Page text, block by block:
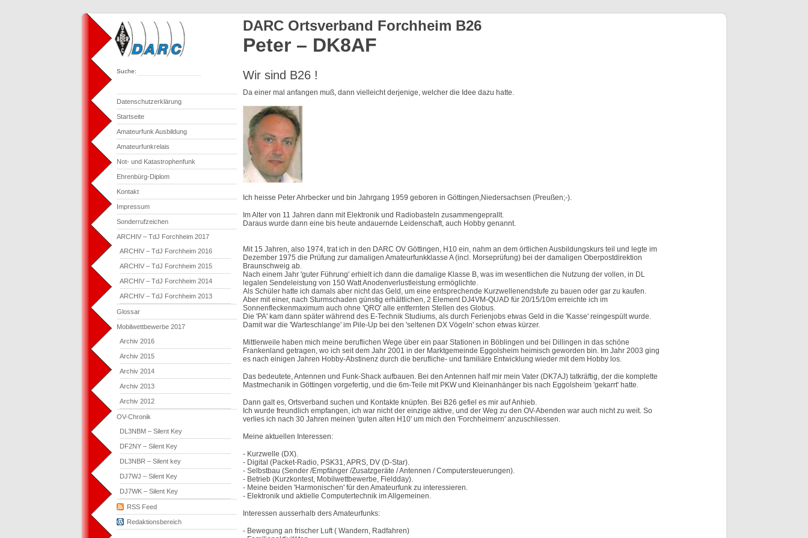
Suche:
Datenschutzerklärung
Startseite
Amateurfunk Ausbildung
Amateurfunkrelais
Not- und Katastrophenfunk
Ehrenbürg-Diplom
Kontakt
Impressum
Sonderrufzeichen
ARCHIV – TdJ Forchheim 2017
ARCHIV – TdJ Forchheim 2016
ARCHIV – TdJ Forchheim 2015
ARCHIV – TdJ Forchheim 2014
ARCHIV – TdJ Forchheim 2013
Glossar
Mobilwettbewerbe 2017
Archiv 2016
Archiv 2015
Archiv 2014
Archiv 2013
Archiv 2012
OV-Chronik
DL3NBM – Silent Key
DF2NY – Silent Key
DL3NBR – Silent key
DJ7WJ – Silent Key
DJ7WK – Silent Key
RSS Feed
Redaktionsbereich
DARC Ortsverband Forchheim B26
Peter – DK8AF
Wir sind B26 !
Da einer mal anfangen muß, dann vielleicht derjenige, welcher die Idee dazu hatte.
Ich heisse Peter Ahrbecker und bin Jahrgang 1959 geboren in Göttingen,Niedersachsen (Preußen;-).
Im Alter von 11 Jahren dann mit Elektronik und Radiobasteln zusammengeprallt.
Daraus wurde dann eine bis heute andauernde Leidenschaft, auch Hobby genannt.
Mit 15 Jahren, also 1974, trat ich in den DARC OV Göttingen, H10 ein, nahm an dem örtlichen Ausbildungskurs teil und legte im
Dezember 1975 die Prüfung zur damaligen Amateurfunkklasse A (incl. Morseprüfung) bei der damaligen Oberpostdirektion
Braunschweig ab.
Nach einem Jahr 'guter Führung' erhielt ich dann die damalige Klasse B, was im wesentlichen die Nutzung der vollen, in DL
legalen Sendeleistung von 150 Watt Anodenverlustleistung ermöglichte.
Als Schüler hatte ich damals aber nicht das Geld, um eine entsprechende Kurzwellenendstufe zu bauen oder gar zu kaufen.
Aber mit einer, nach Sturmschaden günstig erhältlichen, 2 Element DJ4VM-QUAD für 20/15/10m erreichte ich im
Sonnenfleckenmaximum auch ohne 'QRO' alle entfernten Stellen des Globus.
Die 'PA' kam dann später während des E-Technik Studiums, als durch Ferienjobs etwas Geld in die 'Kasse' reingespült wurde.
Damit war die 'Warteschlange' im Pile-Up bei den 'seltenen DX Vögeln' schon etwas kürzer.
Mittlerweile haben mich meine beruflichen Wege über ein paar Stationen in Böblingen und bei Dillingen in das schöne
Frankenland getragen, wo ich seit dem Jahr 2001 in der Marktgemeinde Eggolsheim heimisch geworden bin. Im Jahr 2003 ging
es nach einigen Jahren Hobby-Abstinenz durch die berufliche- und familiäre Entwicklung wieder mit dem Hobby los.
Das bedeutete, Antennen und Funk-Shack aufbauen. Bei den Antennen half mir mein Vater (DK7AJ) tatkräftig, der die komplette
Mastmechanik in Göttingen vorgefertig, und die 6m-Teile mit PKW und Kleinanhänger bis nach Eggolsheim 'gekarrt' hatte.
Dann galt es, Ortsverband suchen und Kontakte knüpfen. Bei B26 gefiel es mir auf Anhieb.
Ich wurde freundlich empfangen, ich war nicht der einzige aktive, und der Weg zu den OV-Abenden war auch nicht zu weit. So
verlies ich nach 30 Jahren meinen 'guten alten H10' um mich den 'Forchheimern' anzuschliessen.
Meine aktuellen Interessen:
- Kurzwelle (DX).
- Digital (Packet-Radio, PSK31, APRS, DV (D-Star).
- Selbstbau (Sender /Empfänger /Zusatzgeräte / Antennen / Computersteuerungen).
- Betrieb (Kurzkontest, Mobilwettbewerbe, Fieldday).
- Meine beiden 'Harmonischen' für den Amateurfunk zu interessieren.
- Elektronik und aktielle Computertechnik im Allgemeinen.
Interessen ausserhalb ders Amateurfunks:
- Bewegung an frischer Luft ( Wandern, Radfahren)